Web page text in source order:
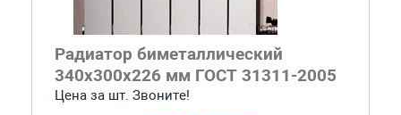
Радиатор биметаллический
340x300x226 мм ГОСТ 31311-2005
Цена за шт. Звоните!